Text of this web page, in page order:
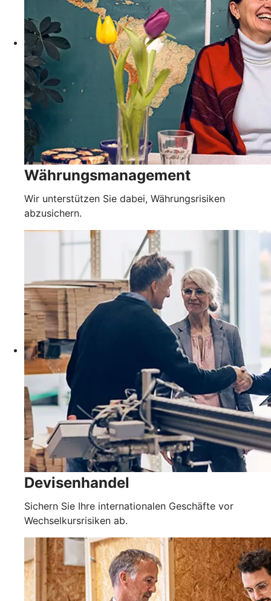
Währungsmanagement
Wir unterstützen Sie dabei, Währungsrisiken
abzusichern.
Devisenhandel
Sichern Sie Ihre internationalen Geschäfte vor
Wechselkursrisiken ab.